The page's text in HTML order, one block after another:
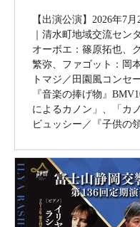
奏」＜清水町＞
【出演公演】2026年7
｜清水町地域交流セン
オーボエ：篠原拓也、
繁弥、ファゴット：岡
トマジ／田園風コンセ
『音楽の捧げ物』
によるカノン」、「カ
ビュッシー／『子供の
ほか